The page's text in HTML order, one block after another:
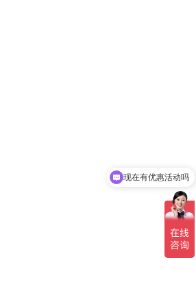
现在有优惠活动吗